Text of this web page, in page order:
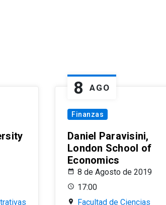
8 AGO
Finanzas
Daniel Paravisini,
London School of
Economics
8 de Agosto de 2019
17:00
Facultad de Ciencias